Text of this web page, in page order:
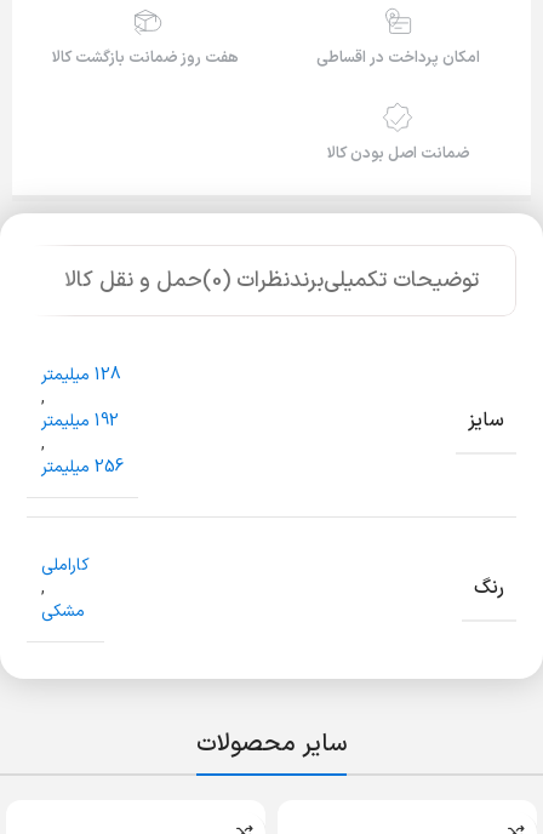
امکان پرداخت در اقساطی هفت روز ضمانت بازگشت کالا
ضمانت اصل بودن کالا
توضیحات تکمیلیبرندنظرات (0) حمل و نقل کالا
سایز
128 میلیمتر
,
192 میلیمتر
,
256 میلیمتر
رنگ
کاراملی
,
مشکی
سایر محصولات